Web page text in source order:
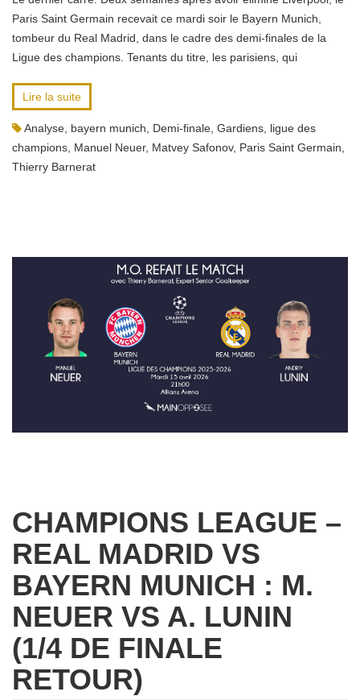
Paris Saint Germain recevait ce mardi soir le Bayern Munich,
tombeur du Real Madrid, dans le cadre des demi-finales de la
Ligue des champions. Tenants du titre, les parisiens, qui
Lire la suite
Analyse bayern munich Demi-finale Gardiens ligue des
champions Manuel Neuer, Matvey Safonov, Paris Saint Germain
Thierry Barnerat
CHAMPIONS LEAGUE –
REAL MADRID VS
BAYERN MUNICH : M.
NEUER VS A. LUNIN
(1/4 DE FINALE
RETOUR)